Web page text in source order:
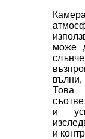
може
Това
и
и